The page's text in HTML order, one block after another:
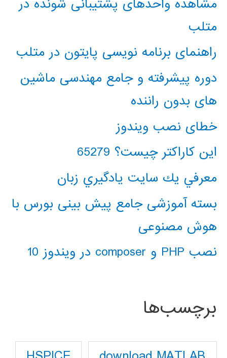
متلب
راهنمای برنامه نویسی پایتون در متلب
دوره پیشرفته و جامع مهندسی ماشین
های بدون راننده
خطای نصب ویندوز
این کاراکتر چیست؟ 65279
معرفي يك سايت يادگيري زبان
بسته آموزشی جامع پیش بینی بورس با
هوش مصنوعی
نصب PHP و composer در ویندوز 10
برچسب‌ها